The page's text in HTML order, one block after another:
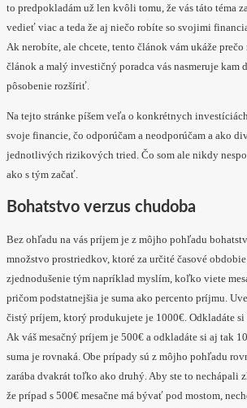
to predpokladám už len kvôli tomu, že vás táto téma
vedieť viac a teda že aj niečo robíte so svojimi
Ak nerobíte, ale chcete, tento článok vám ukáže
článok a malý investičný poradca vás nasmeruje kam
pôsobenie rozšíriť.
Na tejto stránke píšem veľa o konkrétnych
svoje financie, čo odporúčam a neodporúčam a ako
jednotlivých rizikových tried. Čo som ale nikdy
ako s tým začať.
Bohatstvo verzus chudoba
Bez ohľadu na vás príjem je z môjho pohľadu
množstvo prostriedkov, ktoré za určité časové
zjednodušenie tým napríklad myslím, koľko viete
pričom podstatnejšia je suma ako percento príjmu.
čistý príjem, ktorý produkujete je 1000€. Odkladáte
Ak váš mesačný príjem je 500€ a odkladáte si aj tak
suma je rovnaká. Obe prípady sú z môjho pohľadu
zarába dvakrát toľko ako druhý. Aby ste to nechápali
že prípad s 500€ mesačne má bývať pod mostom,